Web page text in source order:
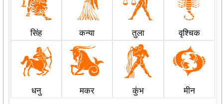
सिंह कन्या तुला वृश्चिक
धनु मकर कुंभ मीन